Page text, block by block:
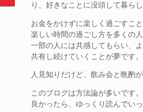
り、好きなことに没頭して暮らし
お金をかけずに楽しく過ごすこと
楽しい時間の過ごし方を多くの人
一部の人には共感してもらい、
共有し続けていくことが夢です。
人見知りだけど、飲み会と晩酌が
このブログは方法論が多いです。
良かったら、ゆっくり読んでいっ